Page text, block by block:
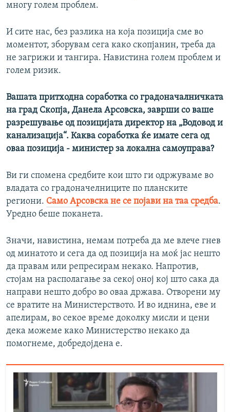
многу голем проблем.
И сите нас, без разлика на која позиција сме во
моментот, зборувам сега како скопјанин, треба да
не загрижи и тангира. Навистина голем проблем и
голем ризик.
Вашата притходна соработка со градоначалничката
на град Скопја, Данела Арсовска, заврши со ваше
разрешување од позицијата директор на „Водовод и
канализација“. Каква соработка ќе имате сега од
оваа позиција - министер за локална самоуправа?
Ви ги спомена средбите кои што ги одржуваме во
владата со градоначелниците по планските
региони. Само Арсовска не се појави на таа средба.
Уредно беше поканета.
Значи, навистина, немам потреба да ме влече гнев
од минатото и сега да од позиција на моќ јас нешто
да правам или репресирам некако. Напротив,
стојам на располагање за секој оној кој што сака да
направи нешто добро во оваа држава. Отворени му
се вратите на Министерството. И во иднина, еве и
апелирам, во секое време доколку мисли и цени
дека можеме како Министерство некако да
помогнеме, добредојдена е.